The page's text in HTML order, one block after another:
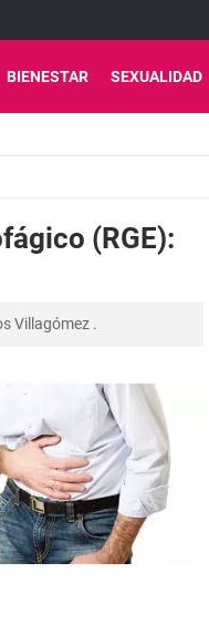
BIENESTAR SEXUALIDAD
(RGE):
Villagómez .